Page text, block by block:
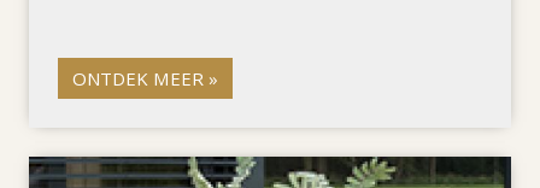
ONTDEK MEER »